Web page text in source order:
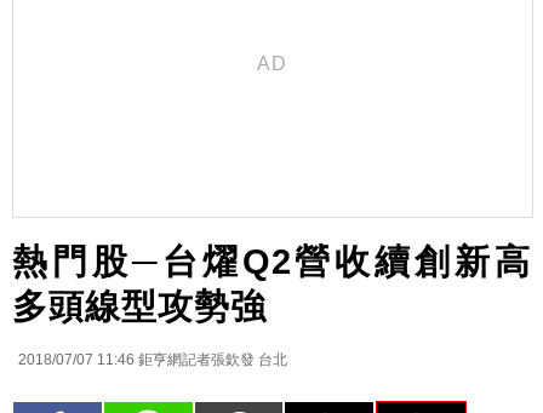
熱門股─台燿Q2營收續創新高
多頭線型攻勢強
2018/07/07 11:46 鉅亨網記者張欽發 台北